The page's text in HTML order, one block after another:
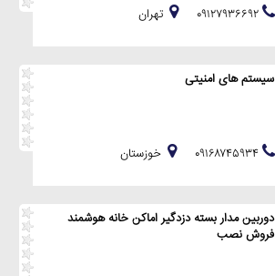
تهران
سیستم های امنیتی
خوزستان
دوربین مدار بسته دزدگیر اماکن خانه هوشمند
فروش نصب